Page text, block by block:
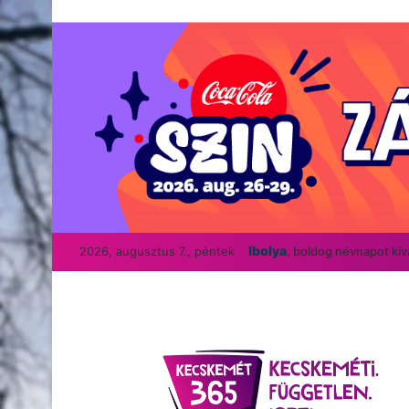
2026, augusztus 7., péntek Ibolya, boldog névnapot